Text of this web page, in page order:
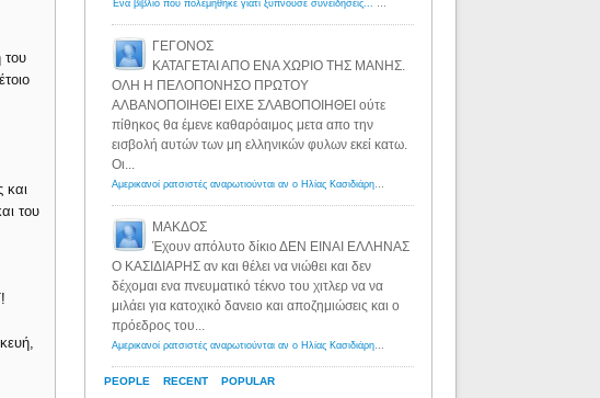
του
και
του
PEOPLE RECENT POPULAR
Ένα βιβλίο που πολεμήθηκε γιατί ξυπνούσε συνειδήσεις... - Λόγιος Ερμής | Η γνώση ξεκινάει με την αναζήτηση...
ΓΕΓΟΝΟΣ
ΚΑΤΑΓΕΤΑΙ ΑΠΟ ΕΝΑ ΧΩΡΙΟ ΤΗΣ ΜΑΝΗΣ.
ΟΛΗ Η ΠΕΛΟΠΟΝΗΣΟ ΠΡΩΤΟΥ
ΑΛΒΑΝΟΠΟΙΗΘΕΙ ΕΙΧΕ ΣΛΑΒΟΠΟΙΗΘΕΙ ούτε
πίθηκος θα έμενε καθαρόαιμος μετα απο την
εισβολή αυτών των μη ελληνικών φυλων εκεί κατω.
Οι...
Αμερικανοί ρατσιστές αναρωτιούνται αν ο Ηλίας Κασιδιάρης ανήκει στη λευκή φυλή... - Λόγιος Ερμής
ΜΑΚΔΟΣ
Έχουν απόλυτο δίκιο ΔΕΝ ΕΙΝΑΙ ΕΛΛΗΝΑΣ
Ο ΚΑΣΙΔΙΑΡΗΣ αν και θέλει να νιώθει και δεν
δέχομαι ενα πνευματικό τέκνο του χιτλερ να να
μιλάει για κατοχικό δανειο και αποζημιώσεις και ο
πρόεδρος του...
Αμερικανοί ρατσιστές αναρωτιούνται αν ο Ηλίας Κασιδιάρης ανήκει στη λευκή φυλή... - Λόγιος Ερμής